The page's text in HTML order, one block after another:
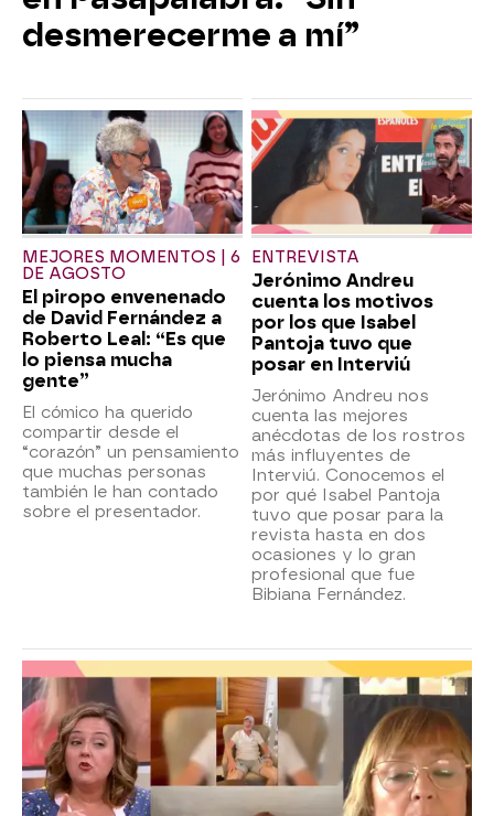
desmerecerme a mí”
MEJORES MOMENTOS | 6
DE AGOSTO
El piropo envenenado
de David Fernández a
Roberto Leal: “Es que
lo piensa mucha
gente”
El cómico ha querido
compartir desde el
“corazón” un pensamiento
que muchas personas
también le han contado
sobre el presentador.
ENTREVISTA
Jerónimo Andreu
cuenta los motivos
por los que Isabel
Pantoja tuvo que
posar en Interviú
Jerónimo Andreu nos
cuenta las mejores
anécdotas de los rostros
más influyentes de
Interviú. Conocemos el
por qué Isabel Pantoja
tuvo que posar para la
revista hasta en dos
ocasiones y lo gran
profesional que fue
Bibiana Fernández.